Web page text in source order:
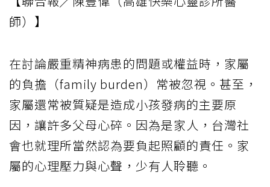
師）】
在討論嚴重精神病患的問題或權益時，家屬
的負擔（family burden）常被忽視。甚至，
家屬還常被質疑是造成小孩發病的主要原
因，讓許多父母心碎。因為是家人，台灣社
會也就理所當然認為要負起照顧的責任。家
屬的心理壓力與心聲，少有人聆聽。